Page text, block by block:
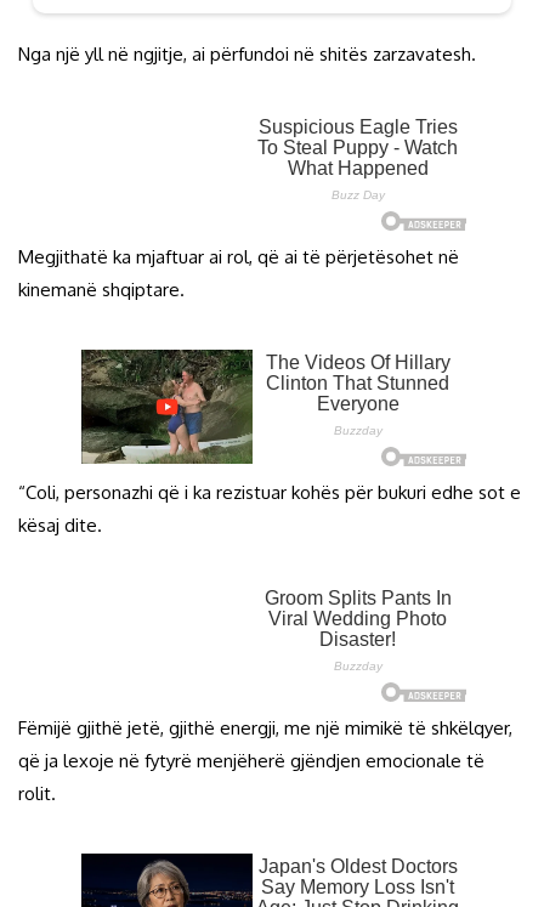
Nga një yll në ngjitje, ai përfundoi në shitës zarzavatesh.
Megjithatë ka mjaftuar ai rol, që ai të përjetësohet në
kinemanë shqiptare.
“Coli, personazhi që i ka rezistuar kohës për bukuri edhe sot e
kësaj dite.
Fëmijë gjithë jetë, gjithë energji, me një mimikë të shkëlqyer,
që ja lexoje në fytyrë menjëherë gjëndjen emocionale të
rolit.